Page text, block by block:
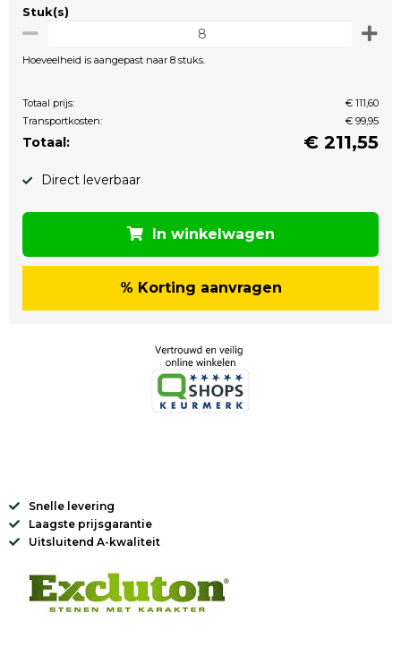
Stuk(s)
Hoeveelheid is aangepast naar 8 stuks.
Totaal prijs:
€ 111,60
Transportkosten:
€ 99,95
Totaal: € 211,55
Direct leverbaar
In winkelwagen
% Korting aanvragen
Snelle levering
Laagste prijsgarantie
Uitsluitend A-kwaliteit